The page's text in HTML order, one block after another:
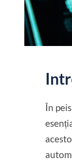
În